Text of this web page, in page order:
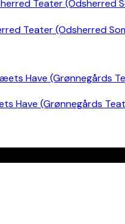
Teater (Odsherred
Have (Grønnegårds